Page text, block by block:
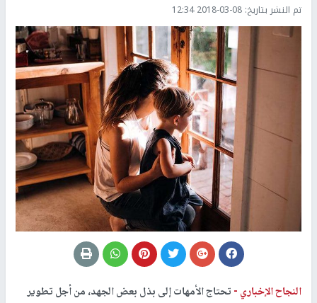
تم النشر بتاريخ: 2018-03-08 12:34
النجاح الإخباري -تحتاج الأمهات إلى بذل بعض الجهد، من أجل تطوير